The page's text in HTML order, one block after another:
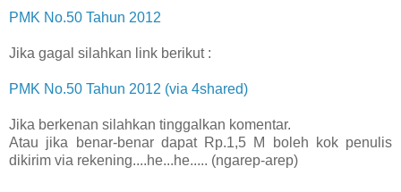
PMK No.50 Tahun 2012
Jika gagal silahkan link berikut :
PMK No.50 Tahun 2012 (via 4shared)
Jika berkenan silahkan tinggalkan komentar.
Atau jika benar-benar dapat Rp.1,5 M boleh kok penulis
dikirim via rekening....he...he..... (ngarep-arep)